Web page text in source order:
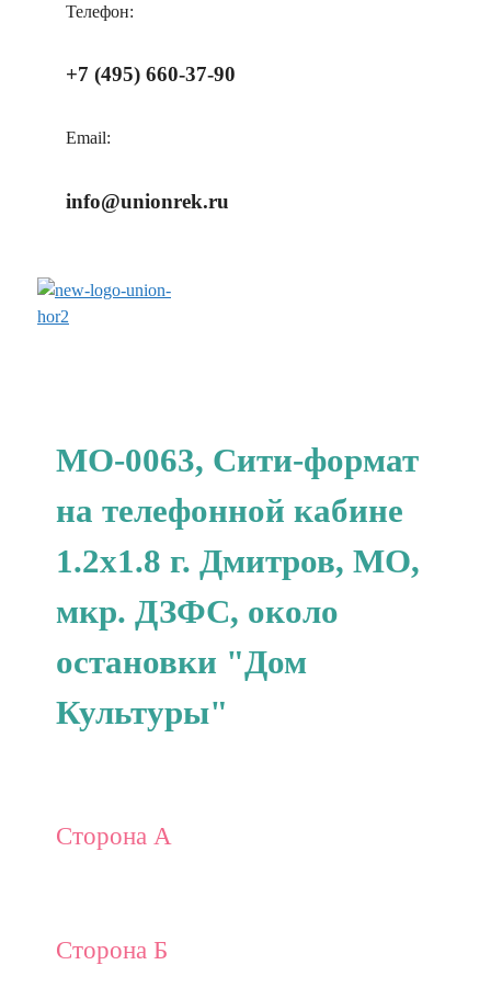
Телефон:
+7 (495) 660-37-90
Email:
info@unionrek.ru
МО-0063, Сити-формат
на телефонной кабине
1.2x1.8 г. Дмитров, МО,
мкр. ДЗФС, около
остановки "Дом
Культуры"
Сторона А
Сторона Б